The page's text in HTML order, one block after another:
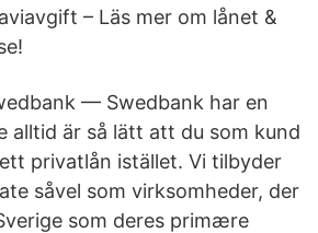
– Läs mer om lånet &
— Swedbank har en
alltid är så lätt att du som kund
privatlån istället. Vi tilbyder
såvel som virksomheder, der
som deres primære